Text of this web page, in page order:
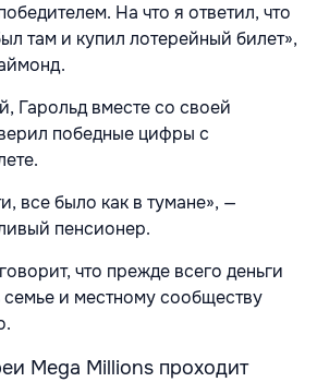
На что я ответил, что
там и купил лотерейный билет»,
Гарольд вместе со своей
победные цифры с
все было как в тумане», —
пенсионер.
что прежде всего деньги
и местному сообществу
Mega Millions проходит